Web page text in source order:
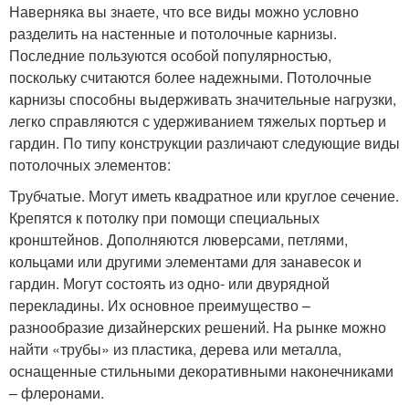
Наверняка вы знаете, что все виды можно условно
разделить на настенные и потолочные карнизы.
Последние пользуются особой популярностью,
поскольку считаются более надежными. Потолочные
карнизы способны выдерживать значительные нагрузки,
легко справляются с удерживанием тяжелых портьер и
гардин. По типу конструкции различают следующие виды
потолочных элементов:
Трубчатые. Могут иметь квадратное или круглое сечение.
Крепятся к потолку при помощи специальных
кронштейнов. Дополняются люверсами, петлями,
кольцами или другими элементами для занавесок и
гардин. Могут состоять из одно- или двурядной
перекладины. Их основное преимущество –
разнообразие дизайнерских решений. На рынке можно
найти «трубы» из пластика, дерева или металла,
оснащенные стильными декоративными наконечниками
– флеронами.